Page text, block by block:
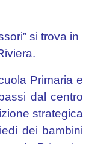
si trova in
Primaria e
dal centro
strategica
dei bambini